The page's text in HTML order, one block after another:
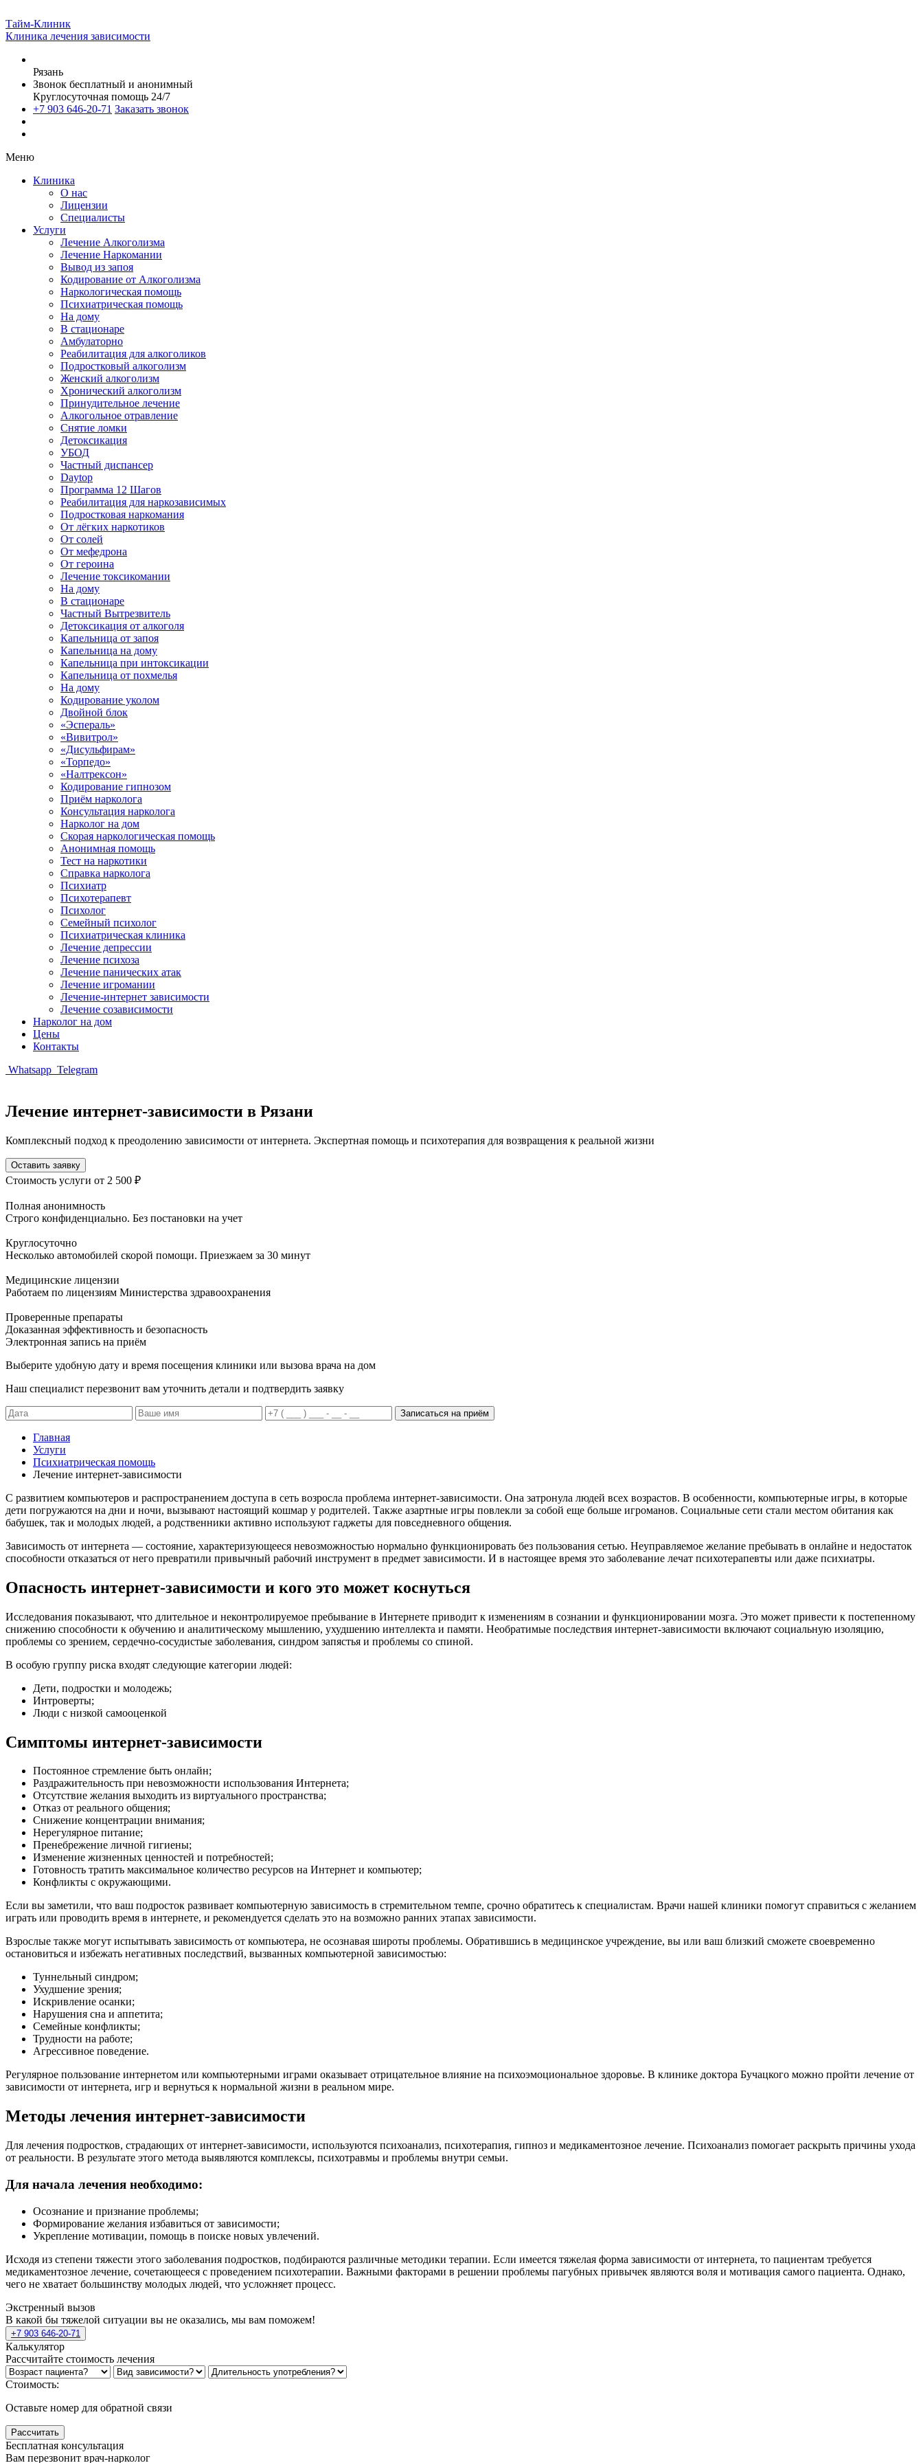
Тайм-Клиник
Клиника лечения зависимости
Рязань
Звонок бесплатный и анонимный
Круглосуточная помощь 24/7
+7 903 646-20-71 Заказать звонок
Меню
Клиника
О нас
Лицензии
Специалисты
Услуги
Лечение Алкоголизма
Лечение Наркомании
Вывод из запоя
Кодирование от Алкоголизма
Наркологическая помощь
Психиатрическая помощь
На дому
В стационаре
Амбулаторно
Реабилитация для алкоголиков
Подростковый алкоголизм
Женский алкоголизм
Хронический алкоголизм
Принудительное лечение
Алкогольное отравление
Снятие ломки
Детоксикация
УБОД
Частный диспансер
Daytop
Программа 12 Шагов
Реабилитация для наркозависимых
Подростковая наркомания
От лёгких наркотиков
От солей
От мефедрона
От героина
Лечение токсикомании
На дому
В стационаре
Частный Вытрезвитель
Детоксикация от алкоголя
Капельница от запоя
Капельница на дому
Капельница при интоксикации
Капельница от похмелья
На дому
Кодирование уколом
Двойной блок
«Эспераль»
«Вивитрол»
«Дисульфирам»
«Торпедо»
«Налтрексон»
Кодирование гипнозом
Приём нарколога
Консультация нарколога
Нарколог на дом
Скорая наркологическая помощь
Анонимная помощь
Тест на наркотики
Справка нарколога
Психиатр
Психотерапевт
Психолог
Семейный психолог
Психиатрическая клиника
Лечение депрессии
Лечение психоза
Лечение панических атак
Лечение игромании
Лечение-интернет зависимости
Лечение созависимости
Нарколог на дом
Цены
Контакты
Whatsapp Telegram
Лечение интернет-зависимости в Рязани
Комплексный подход к преодолению зависимости от интернета. Экспертная помощь и психотерапия для возвращения к реальной жизни
Оставить заявку
Стоимость услуги от 2 500 ₽
Полная анонимность
Строго конфиденциально. Без постановки на учет
Круглосуточно
Несколько автомобилей скорой помощи. Приезжаем за 30 минут
Медицинские лицензии
Работаем по лицензиям Министерства здравоохранения
Проверенные препараты
Доказанная эффективность и безопасность
Электронная запись на приём
Выберите удобную дату и время посещения клиники или вызова врача на дом
Наш специалист перезвонит вам уточнить детали и подтвердить заявку
Записаться на приём
Главная
Услуги
Психиатрическая помощь
Лечение интернет-зависимости
С развитием компьютеров и распространением доступа в сеть возросла проблема интернет-зависимости. Она затронула людей всех возрастов. В особенности, компьютерные игры, в которые
дети погружаются на дни и ночи, вызывают настоящий кошмар у родителей. Также азартные игры повлекли за собой еще больше игроманов. Социальные сети стали местом обитания как
бабушек, так и молодых людей, а родственники активно используют гаджеты для повседневного общения.
Зависимость от интернета — состояние, характеризующееся невозможностью нормально функционировать без пользования сетью. Неуправляемое желание пребывать в онлайне и недостаток
способности отказаться от него превратили привычный рабочий инструмент в предмет зависимости. И в настоящее время это заболевание лечат психотерапевты или даже психиатры.
Опасность интернет-зависимости и кого это может коснуться
Исследования показывают, что длительное и неконтролируемое пребывание в Интернете приводит к изменениям в сознании и функционировании мозга. Это может привести к постепенному
снижению способности к обучению и аналитическому мышлению, ухудшению интеллекта и памяти. Необратимые последствия интернет-зависимости включают социальную изоляцию,
проблемы со зрением, сердечно-сосудистые заболевания, синдром запястья и проблемы со спиной.
В особую группу риска входят следующие категории людей:
Дети, подростки и молодежь;
Интроверты;
Люди с низкой самооценкой
Симптомы интернет-зависимости
Постоянное стремление быть онлайн;
Раздражительность при невозможности использования Интернета;
Отсутствие желания выходить из виртуального пространства;
Отказ от реального общения;
Снижение концентрации внимания;
Нерегулярное питание;
Пренебрежение личной гигиены;
Изменение жизненных ценностей и потребностей;
Готовность тратить максимальное количество ресурсов на Интернет и компьютер;
Конфликты с окружающими.
Если вы заметили, что ваш подросток развивает компьютерную зависимость в стремительном темпе, срочно обратитесь к специалистам. Врачи нашей клиники помогут справиться с желанием
играть или проводить время в интернете, и рекомендуется сделать это на возможно ранних этапах зависимости.
Взрослые также могут испытывать зависимость от компьютера, не осознавая широты проблемы. Обратившись в медицинское учреждение, вы или ваш близкий сможете своевременно
остановиться и избежать негативных последствий, вызванных компьютерной зависимостью:
Туннельный синдром;
Ухудшение зрения;
Искривление осанки;
Нарушения сна и аппетита;
Семейные конфликты;
Трудности на работе;
Агрессивное поведение.
Регулярное пользование интернетом или компьютерными играми оказывает отрицательное влияние на психоэмоциональное здоровье. В клинике доктора Бучацкого можно пройти лечение от
зависимости от интернета, игр и вернуться к нормальной жизни в реальном мире.
Методы лечения интернет-зависимости
Для лечения подростков, страдающих от интернет-зависимости, используются психоанализ, психотерапия, гипноз и медикаментозное лечение. Психоанализ помогает раскрыть причины ухода
от реальности. В результате этого метода выявляются комплексы, психотравмы и проблемы внутри семьи.
Для начала лечения необходимо:
Осознание и признание проблемы;
Формирование желания избавиться от зависимости;
Укрепление мотивации, помощь в поиске новых увлечений.
Исходя из степени тяжести этого заболевания подростков, подбираются различные методики терапии. Если имеется тяжелая форма зависимости от интернета, то пациентам требуется
медикаментозное лечение, сочетающееся с проведением психотерапии. Важными факторами в решении проблемы пагубных привычек являются воля и мотивация самого пациента. Однако,
чего не хватает большинству молодых людей, что усложняет процесс.
Экстренный вызов
В какой бы тяжелой ситуации вы не оказались, мы вам поможем!
+7 903 646-20-71
Калькулятор
Рассчитайте стоимость лечения
Стоимость:
Оставьте номер для обратной связи
Рассчитать
Бесплатная консультация
Вам перезвонит врач-нарколог